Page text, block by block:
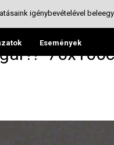
Események
igénybevételével